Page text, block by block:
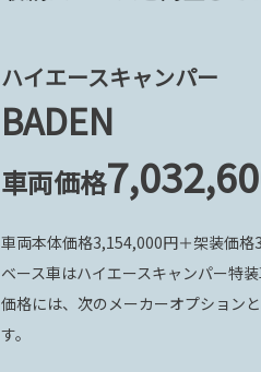
ハイエースキャンパー
BADEN
車両価格
車両本体価格3,154,000円＋架装価格
ベース車はハイエースキャンパー特
価格には、次のメーカーオプション
す。